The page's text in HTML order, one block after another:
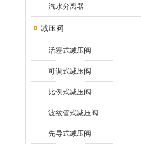
汽水分离器
减压阀
活塞式减压阀
可调式减压阀
比例式减压阀
波纹管式减压阀
先导式减压阀